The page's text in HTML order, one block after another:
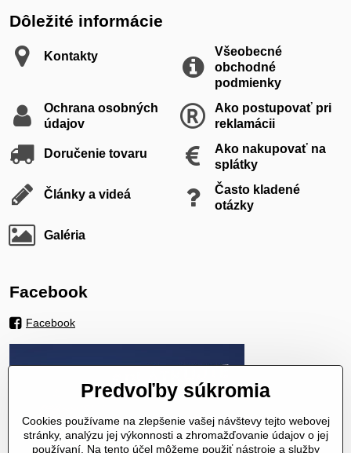
Dôležité informácie
Kontakty
Všeobecné
obchodné
podmienky
Ochrana osobných
údajov
Ako postupovať pri
reklamácii
Doručenie tovaru
Ako nakupovať na
splátky
Články a videá
Často kladené
otázky
Galéria
Facebook
Facebook
Predvoľby súkromia
Cookies používame na zlepšenie vašej návštevy tejto webovej
stránky, analýzu jej výkonnosti a zhromažďovanie údajov o jej
používaní. Na tento účel môžeme použiť nástroje a služby